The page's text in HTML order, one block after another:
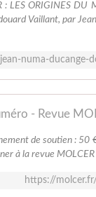
LES ORIGINES DU
Vaillant, par
- Revue
de soutien : 50
à la revue MOLCER
https://